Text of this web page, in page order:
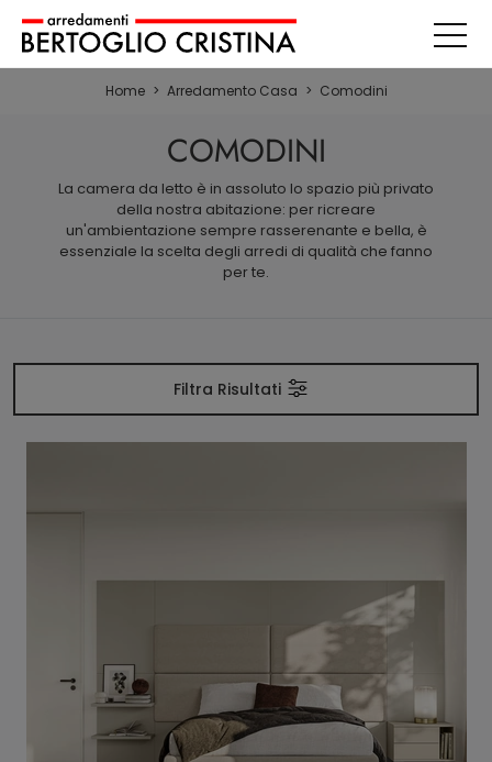
Home > Arredamento Casa > Comodini
COMODINI
La camera da letto è in assoluto lo spazio più privato
della nostra abitazione: per ricreare
un'ambientazione sempre rasserenante e bella, è
essenziale la scelta degli arredi di qualità che fanno
per te.
Filtra Risultati